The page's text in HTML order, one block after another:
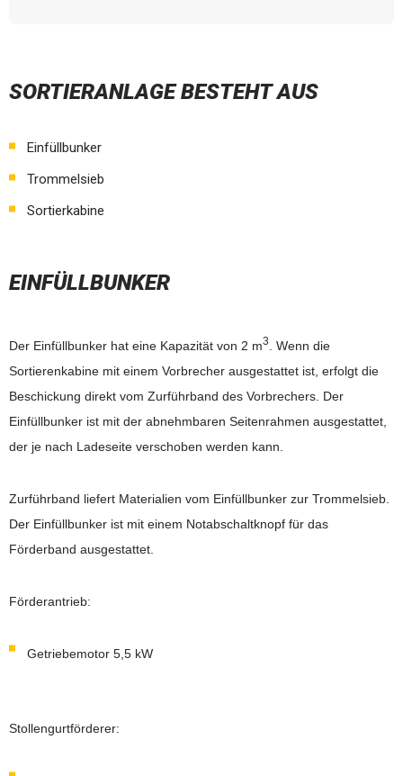
SORTIERANLAGE BESTEHT AUS
Einfüllbunker
Trommelsieb
Sortierkabine
EINFÜLLBUNKER
Der Einfüllbunker hat eine Kapazität von 2 m3. Wenn die
Sortierenkabine mit einem Vorbrecher ausgestattet ist, erfolgt die
Beschickung direkt vom Zurführband des Vorbrechers. Der
Einfüllbunker ist mit der abnehmbaren Seitenrahmen ausgestattet,
der je nach Ladeseite verschoben werden kann.
Zurführband liefert Materialien vom Einfüllbunker zur Trommelsieb.
Der Einfüllbunker ist mit einem Notabschaltknopf für das
Förderband ausgestattet.
Förderantrieb:
Getriebemotor 5,5 kW
Stollengurtförderer: